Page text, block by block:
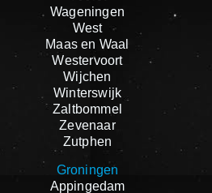
Wageningen
West
Maas en Waal
Westervoort
Wijchen
Winterswijk
Zaltbommel
Zevenaar
Zutphen
Groningen
Appingedam